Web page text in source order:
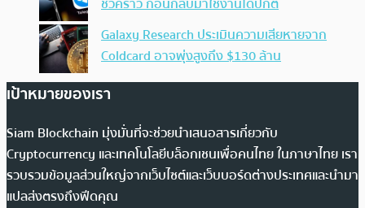
Galaxy Research ประเมินความเสียหายจาก
Coldcard อาจพุ่งสูงถึง $130 ล้าน
เป้าหมายของเรา
Siam Blockchain มุ่งมั่นที่จะช่วยนำเสนอสารเกี่ยวกับ
Cryptocurrency และเทคโนโลยีบล็อกเชนเพื่อคนไทย ในภาษาไทย เรา
รวบรวมข้อมูลส่วนใหญ่จากเว็บไซต์และเว็บบอร์ดต่างประเทศและนำมา
แปลส่งตรงถึงฟีดคุณ